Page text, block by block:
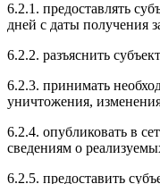
6.2.1. предоставлять
дней с даты получения
6.2.2. разъяснить
6.2.3. принимать
уничтожения,
6.2.4. опубликовать в
сведениям о
6.2.5. предоставить